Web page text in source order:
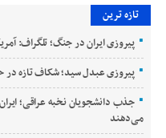
تازه ترین
پیروزی ایران در جنگ؛ تلگراف:
پیروزی عبدل سید؛ شکاف تازه در
جذب دانشجویان نخبه عراقی؛
می‌دهند